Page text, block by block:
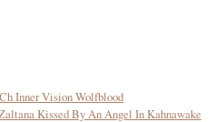
Inner Vision Wolfblood
Kissed By An Angel In Kahnawake